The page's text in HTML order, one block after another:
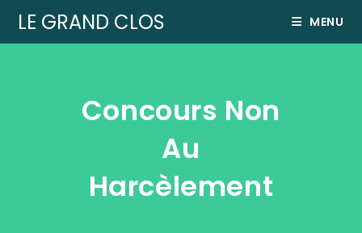
LE GRAND CLOS MENU
Concours Non
Au
Harcèlement